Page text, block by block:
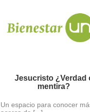
Jesucristo ¿Verdad
mentira?
Un espacio para conocer